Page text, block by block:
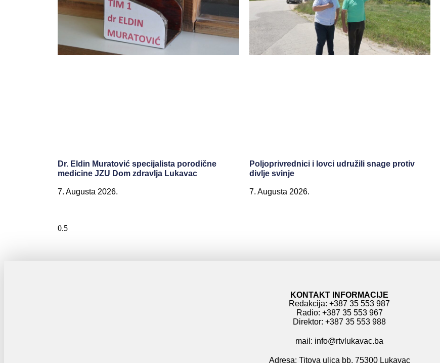
Dr. Eldin Muratović specijalista porodične
medicine JZU Dom zdravlja Lukavac
7. Augusta 2026.
Poljoprivrednici i lovci udružili snage protiv
divlje svinje
7. Augusta 2026.
KONTAKT INFORMACIJE
Redakcija: +387 35 553 987
Radio: +387 35 553 967
Direktor: +387 35 553 988
mail: info@rtvlukavac.ba
Adresa: Titova ulica bb, 75300 Lukavac